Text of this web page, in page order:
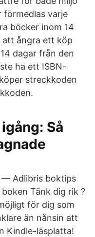
förmedlas varje
böcker inom 14
ångra ett köp
dagar från den
ha ett ISBN-
streckkoden
Så
— Adlibris boktips
Tänk dig rik ?
för dig som
än nånsin att
Kindle-läsplatta!